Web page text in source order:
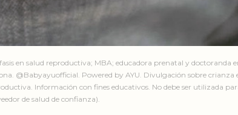
en salud reproductiva; MBA; educadora prenatal y doctoranda
@Babyayuofficial. Powered by AYU. Divulgación sobre crianza
Información con fines educativos. No debe ser utilizada
de salud de confianza).